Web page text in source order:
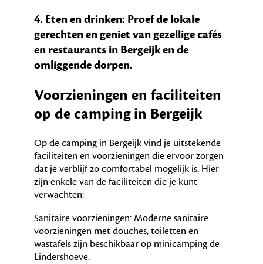
4. Eten en drinken: Proef de lokale
gerechten en geniet van gezellige cafés
en restaurants in Bergeijk en de
omliggende dorpen.
Voorzieningen en faciliteiten
op de camping in Bergeijk
Op de camping in Bergeijk vind je uitstekende
faciliteiten en voorzieningen die ervoor zorgen
dat je verblijf zo comfortabel mogelijk is. Hier
zijn enkele van de faciliteiten die je kunt
verwachten:
Sanitaire voorzieningen: Moderne sanitaire
voorzieningen met douches, toiletten en
wastafels zijn beschikbaar op minicamping de
Lindershoeve.